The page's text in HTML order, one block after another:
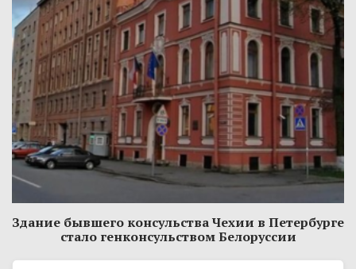
Здание бывшего консульства Чехии в Петербурге
стало генконсульством Белоруссии